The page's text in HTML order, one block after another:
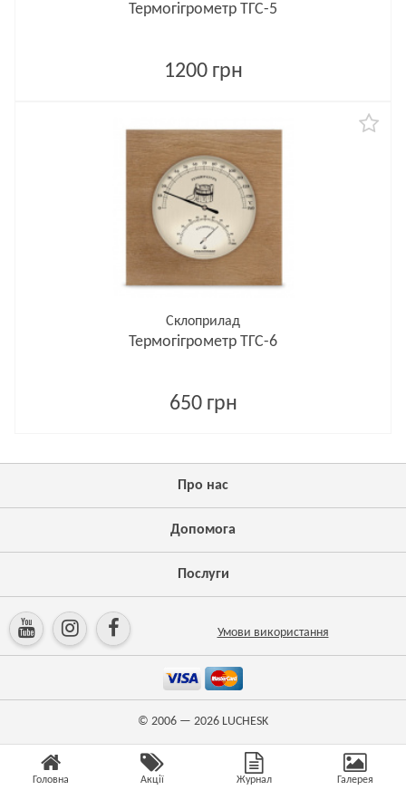
Термогігрометр ТГС-5
1200 грн
Склоприлад
Термогігрометр ТГС-6
650 грн
Про нас
Допомога
Послуги
Умови використання
© 2006 — 2026 LUCHESK
Головна Акції Журнал Галерея